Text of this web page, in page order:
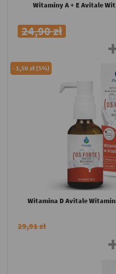
Witaminy A + E Avitale
24,90 zł
- 1,50 zł (5%)
Witamina D Avitale
29,91 zł